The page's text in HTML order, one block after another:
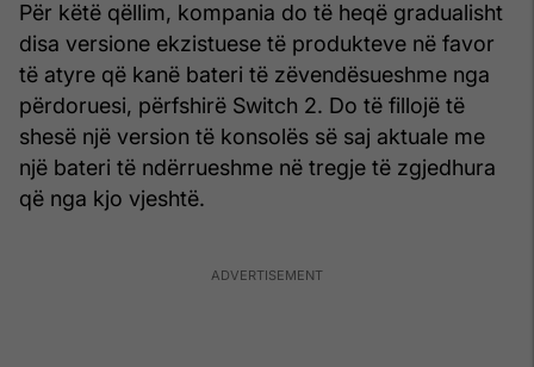
Për këtë qëllim, kompania do të heqë gradualisht
disa versione ekzistuese të produkteve në favor
të atyre që kanë bateri të zëvendësueshme nga
përdoruesi, përfshirë Switch 2. Do të fillojë të
shesë një version të konsolës së saj aktuale me
një bateri të ndërrueshme në tregje të zgjedhura
që nga kjo vjeshtë.